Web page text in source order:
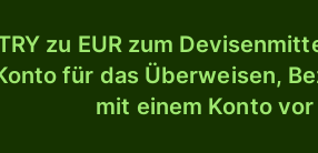
zu EUR zum
für das Überweisen,
mit einem Konto